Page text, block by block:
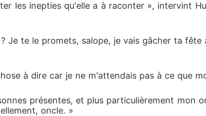
les inepties qu'elle a à raconter », intervint
Je te le promets, salope, je vais gâcher ta
à dire car je ne m'attendais pas à ce que
présentes, et plus particulièrement mon
oncle. »